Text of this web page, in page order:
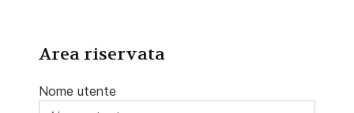
Area riservata
Nome utente